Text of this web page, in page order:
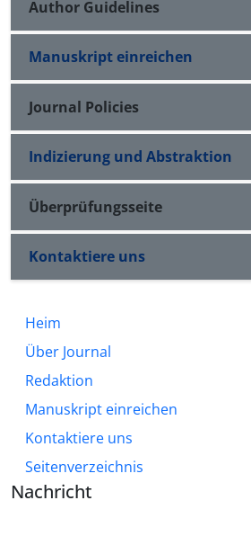
Author Guidelines
Manuskript einreichen
Journal Policies
Indizierung und Abstraktion
Überprüfungsseite
Kontaktiere uns
Heim
Über Journal
Redaktion
Manuskript einreichen
Kontaktiere uns
Seitenverzeichnis
Nachricht